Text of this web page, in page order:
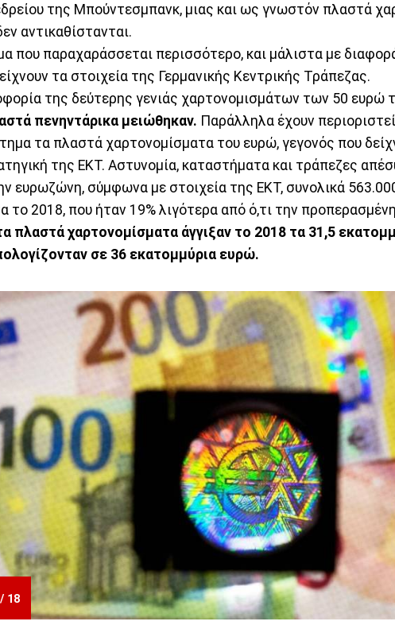
της Μπούντεσμπανκ, μιας και ως γνωστόν πλαστά
αντικαθίστανται.
που παραχαράσσεται περισσότερο, και μάλιστα με
τα στοιχεία της Γερμανικής Κεντρικής Τράπεζας.
της δεύτερης γενιάς χαρτονομισμάτων των 50 ευρώ
πενηντάρικα μειώθηκαν. Παράλληλα έχουν
τα πλαστά χαρτονομίσματα του ευρώ, γεγονός που
της ΕΚΤ. Αστυνομία, καταστήματα και τράπεζες
ευρωζώνη, σύμφωνα με στοιχεία της ΕΚΤ, συνολικά
το 2018, που ήταν 19% λιγότερα από ό,τι την
πλαστά χαρτονομίσματα άγγιξαν το 2018 τα 31,5
σε 36 εκατομμύρια ευρώ.
18